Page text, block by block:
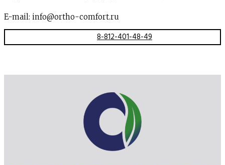
E-mail: info@ortho-comfort.ru
8-812-401-48-49